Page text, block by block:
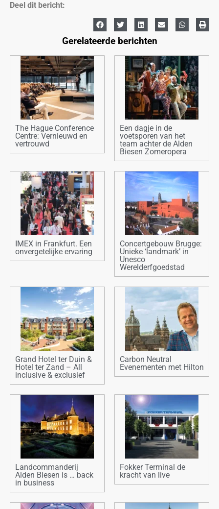
Deel dit bericht:
Gerelateerde berichten
The Hague Conference
Centre: Vernieuwd en
vertrouwd
Een dagje in de
voetsporen van het
team achter de Alden
Biesen Zomeropera
IMEX in Frankfurt. Een
onvergetelijke ervaring
Concertgebouw Brugge:
Unieke ‘landmark’ in
Unesco
Werelderfgoedstad
Grand Hotel ter Duin &
Hotel ter Zand – All
inclusive & exclusief
Carbon Neutral
Evenementen met Hilton
Landcommanderij
Alden Biesen is … back
in business
Fokker Terminal de
kracht van live